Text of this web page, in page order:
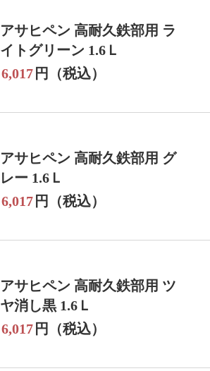
アサヒペン 高耐久鉄部用 ラ
イトグリーン 1.6Ｌ
6,017 円（税込）
アサヒペン 高耐久鉄部用 グ
レー 1.6Ｌ
6,017 円（税込）
アサヒペン 高耐久鉄部用 ツ
ヤ消し黒 1.6Ｌ
6,017 円（税込）